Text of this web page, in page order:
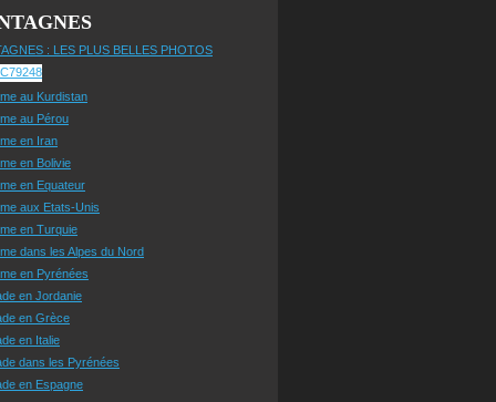
: LES PLUS BELLES PHOTOS
au Kurdistan
au Pérou
en Iran
en Bolivie
en Equateur
aux Etats-Unis
en Turquie
dans les Alpes du Nord
en Pyrénées
en Jordanie
en Grèce
en Italie
dans les Pyrénées
en Espagne